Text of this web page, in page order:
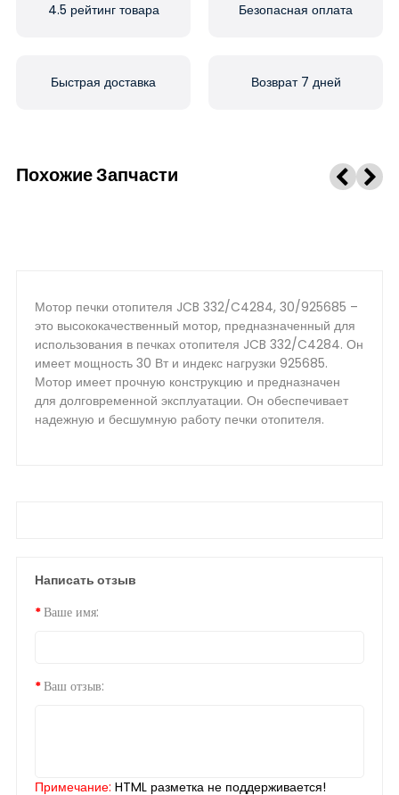
4.5 рейтинг товара Безопасная оплата
Быстрая доставка Возврат 7 дней
Похожие Запчасти
Мотор печки отопителя JCB 332/C4284, 30/925685 –
это высококачественный мотор, предназначенный для
использования в печках отопителя JCB 332/C4284. Он
имеет мощность 30 Вт и индекс нагрузки 925685.
Мотор имеет прочную конструкцию и предназначен
для долговременной эксплуатации. Он обеспечивает
надежную и бесшумную работу печки отопителя.
Написать отзыв
Ваше имя:
Ваш отзыв:
Примечание: HTML разметка не поддерживается!